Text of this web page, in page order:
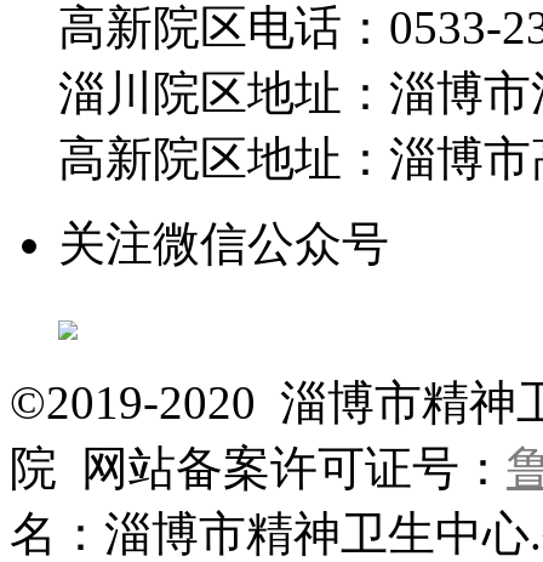
高新院区电话：0533-
淄川院区地址：淄博
高新院区地址：淄博
关注微信公众号
©2019-2020 淄博市精神
院 网站备案许可证号：
名：淄博市精神卫生中心